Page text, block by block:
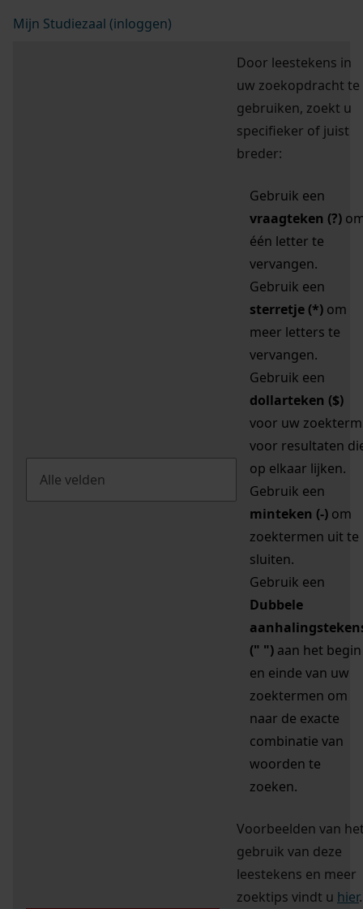
Mijn Studiezaal (inloggen)
Door leestekens in
uw zoekopdracht te
gebruiken, zoekt u
specifieker of juist
breder:
Gebruik een
vraagteken (?)
één letter te
vervangen.
Gebruik een
sterretje (*) om
meer letters te
vervangen.
Gebruik een
dollarteken ($)
voor uw zoekterm
voor resultaten
op elkaar lijken.
Gebruik een
minteken (-) om
zoektermen uit te
sluiten.
Gebruik een
Dubbele
(" ") aan het begin
en einde van uw
zoektermen om
naar de exacte
combinatie van
woorden te
zoeken.
Voorbeelden van
gebruik van deze
leestekens en meer
zoektips vindt u hier.